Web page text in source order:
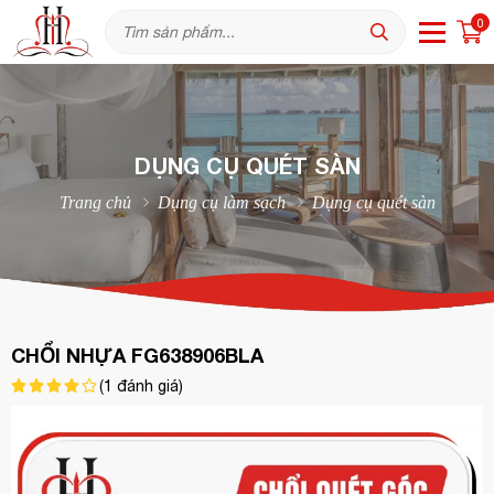
0
DỤNG CỤ QUÉT SÀN
Trang chủ Dụng cụ làm sạch Dụng cụ quét sàn
CHỔI NHỰA FG638906BLA
(1 đánh giá)